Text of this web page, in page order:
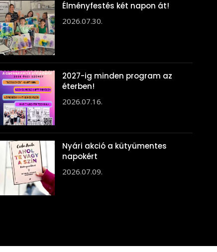
Élményfestés két napon át!
2026.07.30.
2027-ig minden program az
éterben!
2026.07.16.
Nyári akció a kütyümentes
napokért
2026.07.09.